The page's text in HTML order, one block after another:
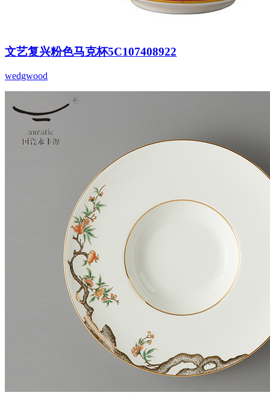
文艺复兴粉色马克杯5C107408922
wedgwood